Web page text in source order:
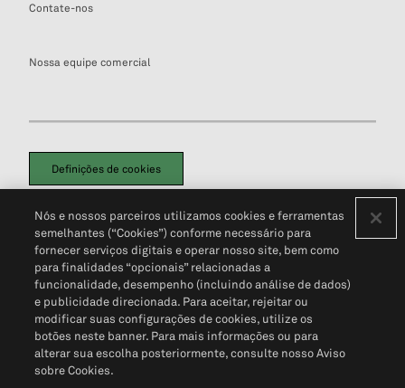
Contate-nos
Nossa equipe comercial
Definições de cookies
Política de PrivacidadePortal de privacidade do cliente (em inglês)
Não Venda Minhas Informações Pessoais© 2026 S&P Global
Nós e nossos parceiros utilizamos cookies e ferramentas
semelhantes (“Cookies”) conforme necessário para
fornecer serviços digitais e operar nosso site, bem como
para finalidades “opcionais” relacionadas a
funcionalidade, desempenho (incluindo análise de dados)
e publicidade direcionada. Para aceitar, rejeitar ou
modificar suas configurações de cookies, utilize os
botões neste banner. Para mais informações ou para
alterar sua escolha posteriormente, consulte nosso Aviso
sobre Cookies.